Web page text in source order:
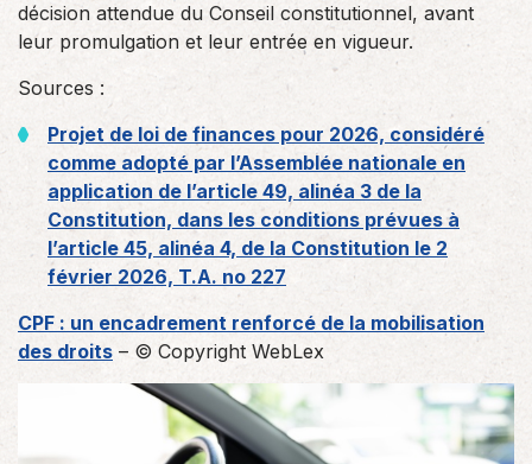
décision attendue du Conseil constitutionnel, avant
leur promulgation et leur entrée en vigueur.
Sources :
Projet de loi de finances pour 2026, considéré
comme adopté par l’Assemblée nationale en
application de l’article 49, alinéa 3 de la
Constitution, dans les conditions prévues à
l’article 45, alinéa 4, de la Constitution le 2
février 2026, T.A. no 227
CPF : un encadrement renforcé de la mobilisation
des droits – © Copyright WebLex